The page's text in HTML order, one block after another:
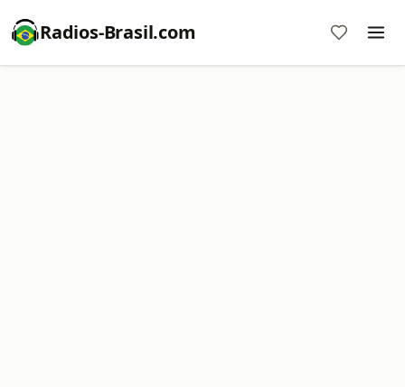
Radios-Brasil.com